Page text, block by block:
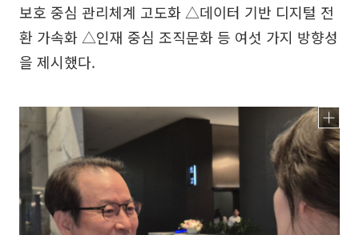
보호 중심 관리체계 고도화 △데이터 기반 디지털 전
환 가속화 △인재 중심 조직문화 등 여섯 가지 방향성
을 제시했다.